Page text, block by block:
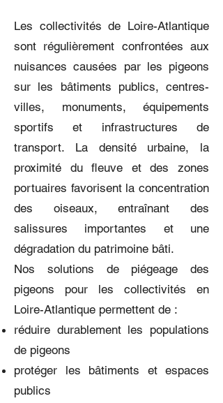
Les collectivités de Loire-Atlantique
sont régulièrement confrontées aux
nuisances causées par les pigeons
sur les bâtiments publics, centres-
villes, monuments, équipements
sportifs et infrastructures de
transport. La densité urbaine, la
proximité du fleuve et des zones
portuaires favorisent la concentration
des oiseaux, entraînant des
salissures importantes et une
dégradation du patrimoine bâti.
Nos solutions de piégeage des
pigeons pour les collectivités en
Loire-Atlantique permettent de :
réduire durablement les populations
de pigeons
protéger les bâtiments et espaces
publics